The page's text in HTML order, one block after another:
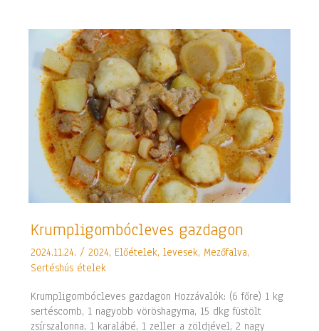
Krumpligombócleves gazdagon
2024.11.24./2024, Előételek, levesek, Mezőfalva,
Sertéshús ételek
Krumpligombócleves gazdagon Hozzávalók: (6 főre) 1 kg
sertéscomb, 1 nagyobb vöröshagyma, 15 dkg füstölt
zsírszalonna, 1 karalábé, 1 zeller a zöldjével, 2 nagy
Krumpligombócleves
gazdagon